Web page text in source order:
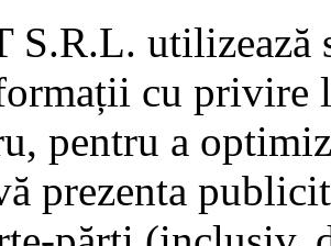
utilizează
cu privire
pentru a
prezenta